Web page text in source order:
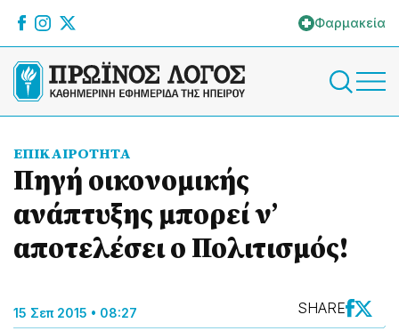
Φαρμακεία
ΕΠΙΚΑΙΡΟΤΗΤΑ
Πηγή οικονομικής
ανάπτυξης μπορεί ν’
αποτελέσει ο Πολιτισμός!
15 Σεπ 2015 • 08:27 SHARE